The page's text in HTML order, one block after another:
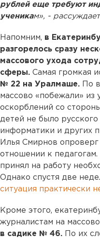
рублей еще требуют
ученикам», -
Напомним, в
разгорелось сразу
массового ухода
сферы. Самая громкая
№ 22 на Уралмаше. По
массово «побежали» из
оскорблений со
детей не было русского
информатики и других
Илья Смирнов
отношении к
принял на работу
Однако спустя две
ситуация практически
Кроме этого,
журналистам на
в садике № 46.
По их